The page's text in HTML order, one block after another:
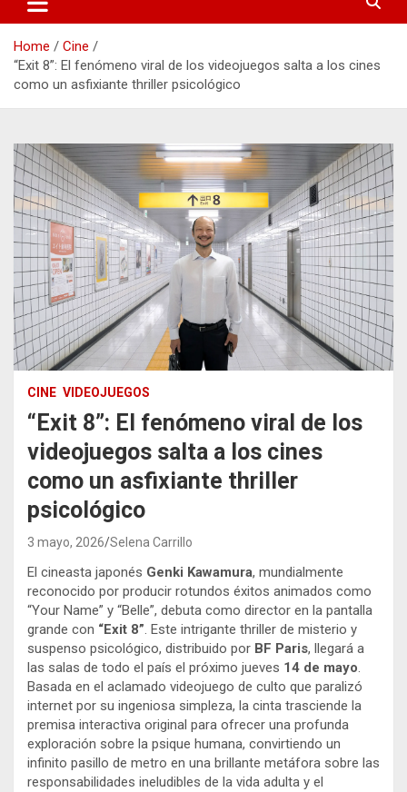
Home
Cine
“Exit 8”: El fenómeno viral de los videojuegos salta a los cines
como un asfixiante thriller psicológico
CINE VIDEOJUEGOS
“Exit 8”: El fenómeno viral de los
videojuegos salta a los cines
como un asfixiante thriller
psicológico
3 mayo, 2026 Selena Carrillo
El cineasta japonés Genki Kawamura, mundialmente
reconocido por producir rotundos éxitos animados como
“Your Name” y “Belle”, debuta como director en la pantalla
grande con “Exit 8”. Este intrigante thriller de misterio y
suspenso psicológico, distribuido por BF Paris, llegará a
las salas de todo el país el próximo jueves 14 de mayo.
Basada en el aclamado videojuego de culto que paralizó
internet por su ingeniosa simpleza, la cinta trasciende la
premisa interactiva original para ofrecer una profunda
exploración sobre la psique humana, convirtiendo un
infinito pasillo de metro en una brillante metáfora sobre las
responsabilidades ineludibles de la vida adulta y el